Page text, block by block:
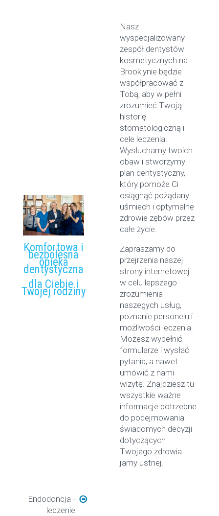
Komfortowa i
bezbolesna
opieka
dentystyczna
dla Ciebie i
Twojej rodziny
Nasz
wyspecjalizowany
zespół dentystów
kosmetycznych na
Brooklynie będzie
współpracować z
Tobą, aby w pełni
zrozumieć Twoją
historię
stomatologiczną i
cele leczenia.
Wysłuchamy twoich
obaw i stworzymy
plan dentystyczny,
który pomoże Ci
osiągnąć pożądany
uśmiech i optymalne
zdrowie zębów przez
całe życie.
Zapraszamy do
przejrzenia naszej
strony internetowej
w celu lepszego
zrozumienia
naszegych usług,
poznanie personelu i
możliwości leczenia.
Możesz wypełnić
formularze i wysłać
pytania, a nawet
umówić z nami
wizytę. Znajdziesz tu
wszystkie ważne
informacje potrzebne
do podejmowania
świadomych decyzji
dotyczących
Twojego zdrowia
jamy ustnej.
Endodoncja -
leczenie